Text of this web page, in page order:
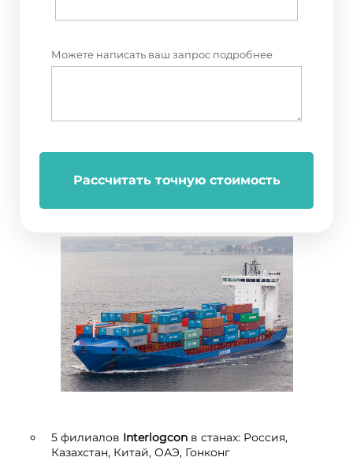
Можете написать ваш запрос подробнее
Рассчитать точную стоимость
5 филиалов Interlogcon в станах: Россия,
Казахстан, Китай, ОАЭ, Гонконг